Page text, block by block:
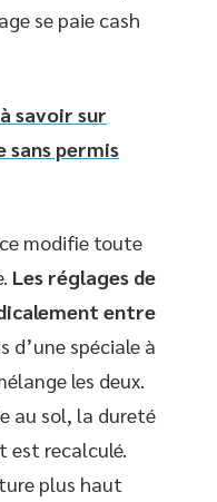
se paie cash
savoir sur
permis
modifie toute
Les réglages de
entre
d’une spéciale à
les deux.
au sol, la dureté
est recalculé.
plus haut